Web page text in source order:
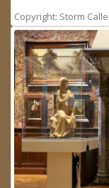
Copyright: Storm Calle